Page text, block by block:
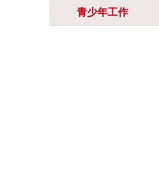
青少年工作